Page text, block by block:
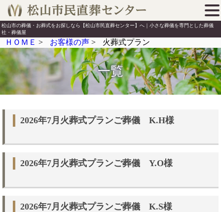
松山市の葬儀・お葬式をお探しなら【松山市民直葬センター】へ｜小さな葬儀を専門とした葬儀
社・葬儀屋
ＨＯＭＥ > お客様の声 > 火葬式プラン
一覧
2026年7月火葬式プランご葬儀 K.H様
2026年7月火葬式プランご葬儀 Y.O様
2026年7月火葬式プランご葬儀 K.S様